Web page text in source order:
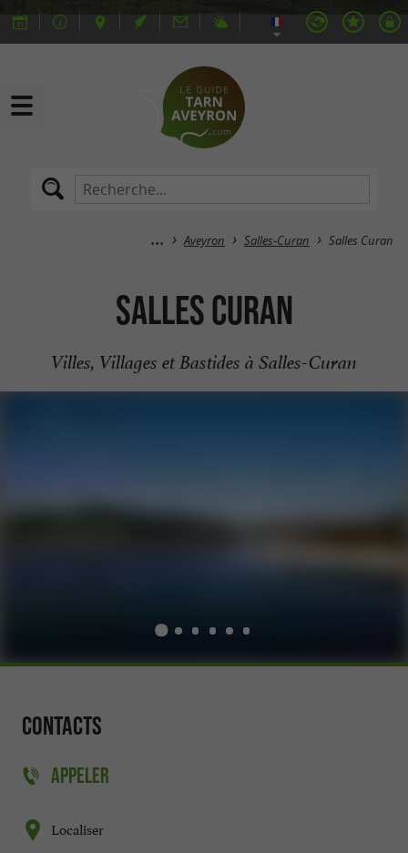
Aveyron Salles-Curan Salles Curan
Salles Curan
Villes, Villages et Bastides à Salles-Curan
Contacts
APPELER
Localiser